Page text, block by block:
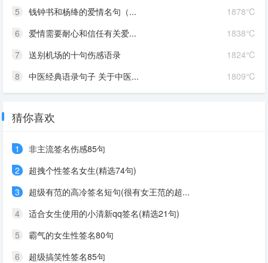
1878℃
5
钱钟书和杨绛的爱情名句（...
1838℃
6
爱情需要耐心和信任有关爱...
1824℃
7
送别机场的十句伤感语录
1809℃
8 中医经典语录句子 关于中医...
猜你喜欢
1
非主流签名伤感85句
2
超拽个性签名女生(精选74句)
3
超级有范的高冷签名短句(很有女王范的超...
4
适合女生使用的小清新qq签名(精选21句)
5
霸气的女生性签名80句
6
超级搞笑性签名85句